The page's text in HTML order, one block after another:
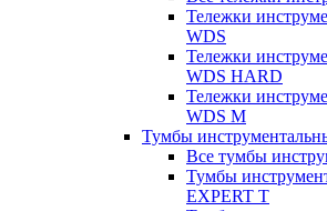
Тележки
WDS
Тележки
WDS HARD
Тележки
WDS M
Тумбы
Все тумбы
Тумбы
EXPERT T